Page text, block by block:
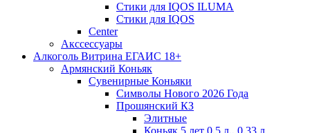
Стики для IQOS ILUMA
Стики для IQOS
Сenter
Акссессуары
Алкоголь Витрина ЕГАИС 18+
Армянский Коньяк
Сувенирные Коньяки
Символы Нового 2026 Года
Прошянский КЗ
Элитные
Коньяк 5 лет 0,5 л., 0,33 л